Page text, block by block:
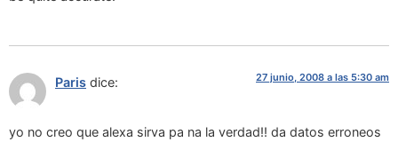
Paris dice: 27 junio, 2008 a las 5:30 am
yo no creo que alexa sirva pa na la verdad!! da datos erroneos